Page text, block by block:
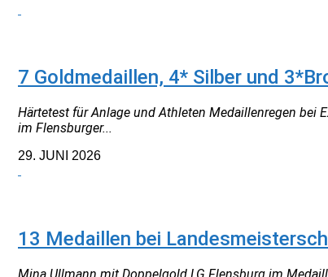
7 Goldmedaillen, 4* Silber und
Härtetest für Anlage und Athleten Medaillenregen bei
im Flensburger...
29. JUNI 2026
13 Medaillen bei
Mina Ullmann mit Doppelgold LG Flensburg im